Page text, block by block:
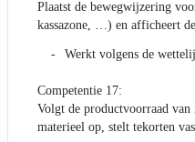
Plaatst de bewegwijzering
kassazone, …) en afficheert
Werkt volgens de
Competentie 17:
Volgt de productvoorraad
materieel op, stelt tekorten